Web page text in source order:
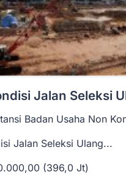
Jalan Seleksi
Badan Usaha Non
Jalan Seleksi Ulang...
(396,0 Jt)